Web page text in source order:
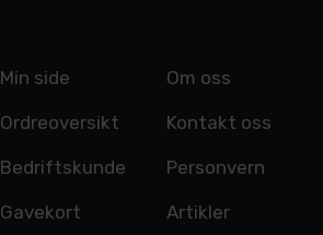
Min side
Ordreoversikt
Bedriftskunde
Gavekort
Om oss
Kontakt oss
Personvern
Artikler